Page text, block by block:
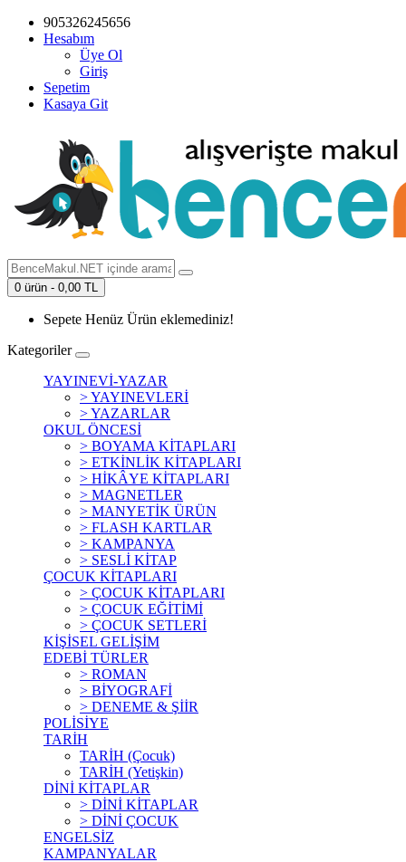
905326245656
Hesabım
Üye Ol
Giriş
Sepetim
Kasaya Git
0 ürün - 0,00 TL
Sepete Henüz Ürün eklemediniz!
Kategoriler
YAYINEVİ-YAZAR
> YAYINEVLERİ
> YAZARLAR
OKUL ÖNCESİ
> BOYAMA KİTAPLARI
> ETKİNLİK KİTAPLARI
> HİKÂYE KİTAPLARI
> MAGNETLER
> MANYETİK ÜRÜN
> FLASH KARTLAR
> KAMPANYA
> SESLİ KİTAP
ÇOCUK KİTAPLARI
> ÇOCUK KİTAPLARI
> ÇOCUK EĞİTİMİ
> ÇOCUK SETLERİ
KİŞİSEL GELİŞİM
EDEBİ TÜRLER
> ROMAN
> BİYOGRAFİ
> DENEME & ŞİİR
POLİSİYE
TARİH
TARİH (Çocuk)
TARİH (Yetişkin)
DİNİ KİTAPLAR
> DİNİ KİTAPLAR
> DİNİ ÇOCUK
ENGELSİZ
KAMPANYALAR